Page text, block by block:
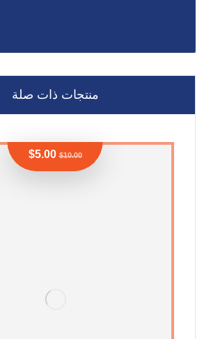
منتجات ذات صلة
$10.00
$5.00